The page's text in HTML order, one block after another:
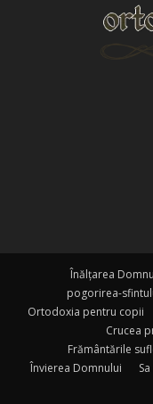
Înălțarea
pogorirea-
Ortodoxia pentru copii
Crucea
Frământările
Învierea Domnului